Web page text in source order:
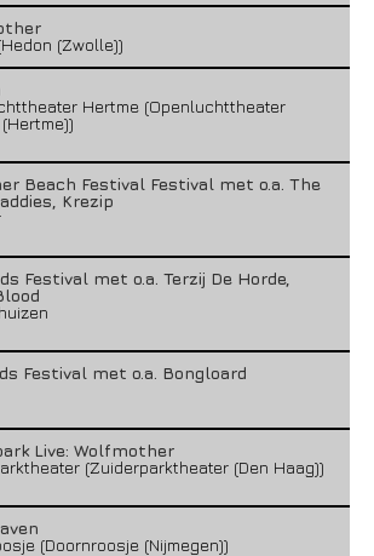
(Zwolle))
Hertme (Openluchttheater
Beach Festival Festival met o.a. The
Krezip
Festival met o.a. Terzij De Horde,
Festival met o.a. Bongloard
Live: Wolfmother
(Zuiderparktheater (Den Haag))
(Doornroosje (Nijmegen))